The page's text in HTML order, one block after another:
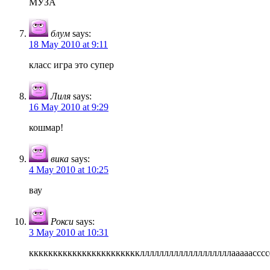
МУЗА
блум says:
18 May 2010 at 9:11
класс игра это супер
Лиля says:
16 May 2010 at 9:29
кошмар!
вика says:
4 May 2010 at 10:25
вау
Рокси says:
3 May 2010 at 10:31